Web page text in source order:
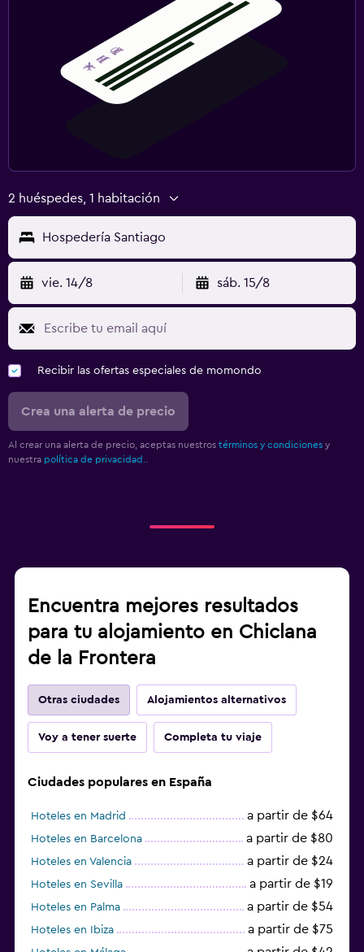
2 huéspedes, 1 habitación
Hospedería Santiago
vie. 14/8 sáb. 15/8
Recibir las ofertas especiales de momondo
Crea una alerta de precio
Al crear una alerta de precio, aceptas nuestros términos y condiciones y
nuestra política de privacidad.
Encuentra mejores resultados
para tu alojamiento en Chiclana
de la Frontera
Otras ciudades Alojamientos alternativos
Voy a tener suerte Completa tu viaje
Ciudades populares en España
Hoteles en Madrid a partir de $64
Hoteles en Barcelona a partir de $80
Hoteles en Valencia a partir de $24
Hoteles en Sevilla a partir de $19
Hoteles en Palma a partir de $54
Hoteles en Ibiza a partir de $75